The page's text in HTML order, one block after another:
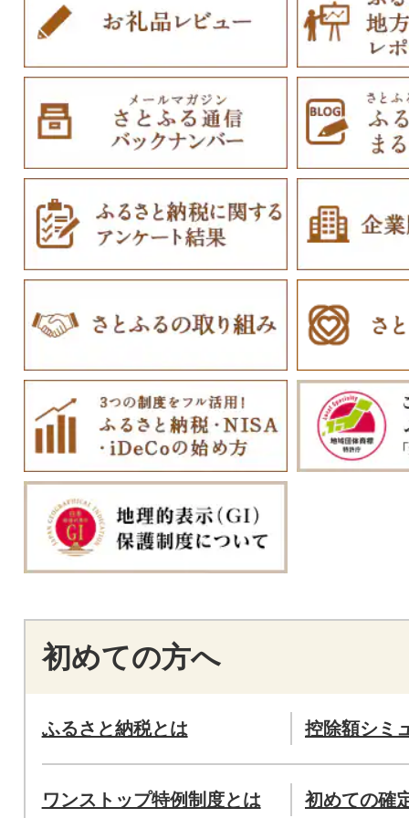
初めての方へ
ふるさと納税とは 控除額シミ
ワンストップ特例制度とは 初めての確